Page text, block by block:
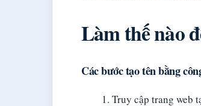
Làm thế nào
Các bước tạo tên bằng
Truy cập trang web